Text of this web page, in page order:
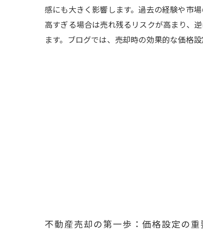
感にも大きく影響します。過去の経験や市
高すぎる場合は売れ残るリスクが高まり、
ます。ブログでは、売却時の効果的な価格
不動産売却の第一歩：価格設定の重